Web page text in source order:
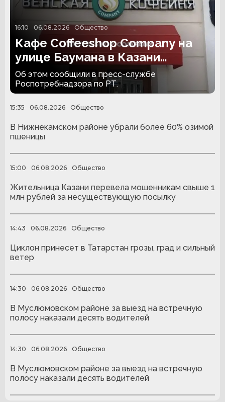
16:10 06.08.2026 Общество
Кафе Coffeeshop Company на
улице Баумана в Казани
закрыли на 30 суток
Об этом сообщили в пресс-службе
Роспотребнадзора по РТ.
15:35 06.08.2026 Общество
В Нижнекамском районе убрали более 60% озимой
пшеницы
15:00 06.08.2026 Общество
Жительница Казани перевела мошенникам свыше 1
млн рублей за несуществующую посылку
14:43 06.08.2026 Общество
Циклон принесет в Татарстан грозы, град и сильный
ветер
14:30 06.08.2026 Общество
В Муслюмовском районе за выезд на встречную
полосу наказали десять водителей
14:30 06.08.2026 Общество
В Муслюмовском районе за выезд на встречную
полосу наказали десять водителей